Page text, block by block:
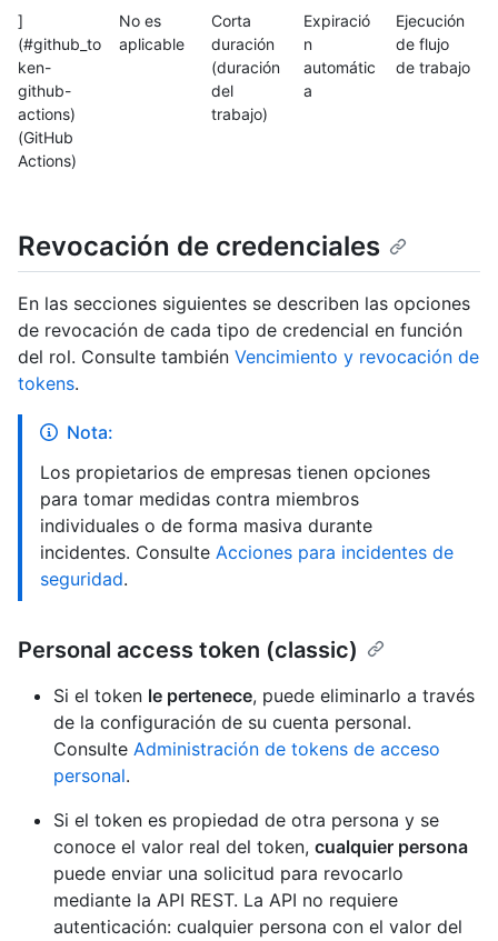
]
(#github_to
ken-
github-
actions)
(GitHub
Actions)
No es
aplicable
Corta
duración
(duración
del
trabajo)
Expiració
n
automátic
a
Ejecución
de flujo
de trabajo
Revocación de credenciales
En las secciones siguientes se describen las opciones
de revocación de cada tipo de credencial en función
del rol. Consulte también Vencimiento y revocación de
tokens.
Nota:
Los propietarios de empresas tienen opciones
para tomar medidas contra miembros
individuales o de forma masiva durante
incidentes. Consulte Acciones para incidentes de
seguridad.
Personal access token (classic)
Si el token le pertenece, puede eliminarlo a través
de la configuración de su cuenta personal.
Consulte Administración de tokens de acceso
personal.
Si el token es propiedad de otra persona y se
conoce el valor real del token, cualquier persona
puede enviar una solicitud para revocarlo
mediante la API REST. La API no requiere
autenticación: cualquier persona con el valor del